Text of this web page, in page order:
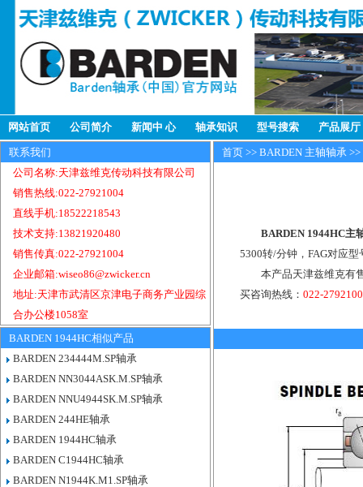
网站首页 公司简介 新闻中 心 轴承知识 型号搜索 产品展厅
联系我们
公司名称:天津兹维克传动科技有限公司
销售热线:022-27921004
直线手机:18522218543
技术支持:13821920480
销售传真:022-27921004
企业邮箱:wiseo86@zwicker.cn
地址:天津市武清区京津电子商务产业园综
合办公楼1058室
BARDEN 1944HC相似产品
BARDEN 234444M.SP轴承
BARDEN NN3044ASK.M.SP轴承
BARDEN NNU4944SK.M.SP轴承
BARDEN 244HE轴承
BARDEN 1944HC轴承
BARDEN C1944HC轴承
BARDEN N1944K.M1.SP轴承
首页 >> BARDEN 主轴轴承
BARDEN 1944HC主
5300转/分钟，FAG对应型
本产品天津兹维克有
买咨询热线：022-